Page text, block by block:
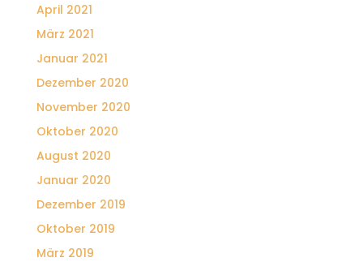
April 2021
März 2021
Januar 2021
Dezember 2020
November 2020
Oktober 2020
August 2020
Januar 2020
Dezember 2019
Oktober 2019
März 2019